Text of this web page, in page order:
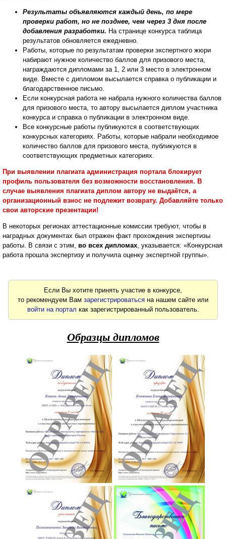
Результаты объявляются каждый день, по мере
проверки работ, но не позднее, чем через 3 дня после
добавления разработки. На странице конкурса таблица
результатов обновляется ежедневно.
Работы, которые по результатам проверки экспертного жюри
набирают нужное количество баллов для призового места,
награждаются дипломами за 1, 2 или 3 место в электронном
виде. Вместе с дипломом высылается справка о публикации и
благодарственное письмо.
Если конкурсная работа не набрала нужного количества баллов
для призового места, то автору высылается диплом участника
конкурса и справка о публикации в электронном виде.
Все конкурсные работы публикуются в соответствующих
конкурсных категориях. Работы, которые набрали необходимое
количество баллов для призового места, публикуются в
соответствующих предметных категориях.
При выявлении плагиата администрация портала блокирует
профиль пользователя без возможности восстановления. В
случае выявления плагиата диплом автору не выдаётся, а
организационный взнос не подлежит возврату. Добавляйте только
свои авторские презентации!
В некоторых регионах аттестационные комиссии требуют, чтобы в
наградных документах был отражен факт прохождения экспертизы
работы. В связи с этим, во всех дипломах , указывается: «Конкурсная
работа прошла экспертизу и получила оценку экспертной группы».
Если Вы хотите принять участие в конкурсе,
то рекомендуем Вам зарегистрироваться на нашем сайте или
войти на портал как зарегистрированный пользователь.
Образцы дипломов